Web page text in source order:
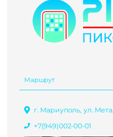
Маршрут
г. Мариуполь, ул.
+7(949)002-00-01